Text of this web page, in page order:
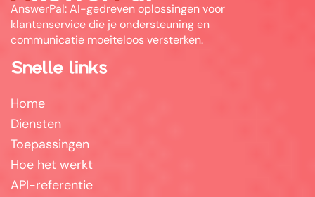
AnswerPal: AI-gedreven oplossingen voor
klantenservice die je ondersteuning en
communicatie moeiteloos versterken.
Snelle links
Home
Diensten
Toepassingen
Hoe het werkt
API-referentie